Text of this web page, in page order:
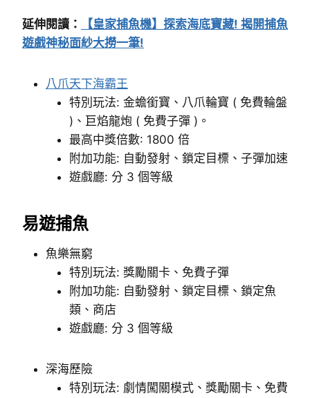
延伸閱讀：
【皇家捕魚機】探索海底寶藏! 揭開捕魚
遊戲神秘面紗大撈一筆!
八爪天下海霸王
特別玩法: 金蟾銜寶、八爪輪寶 ( 免費輪盤
)、巨焰龍炮 ( 免費子彈 )。
最高中獎倍數: 1800 倍
附加功能: 自動發射、鎖定目標、子彈加速
遊戲廳: 分 3 個等級
易遊捕魚
魚樂無窮
特別玩法: 獎勵關卡、免費子彈
附加功能: 自動發射、鎖定目標、鎖定魚
類、商店
遊戲廳: 分 3 個等級
深海歷險
特別玩法: 劇情闖關模式、獎勵關卡、免費